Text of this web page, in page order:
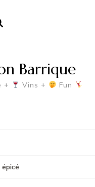
Barrique
+ Vins + Fun